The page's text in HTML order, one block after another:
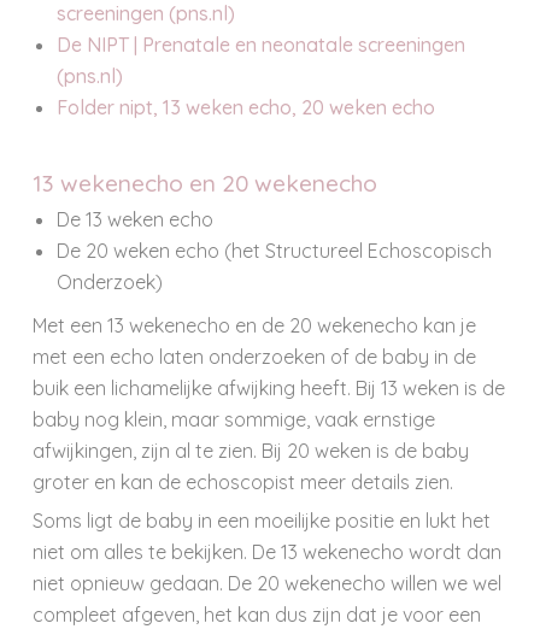
screeningen (pns.nl)
De NIPT | Prenatale en neonatale screeningen
(pns.nl)
Folder nipt, 13 weken echo, 20 weken echo
13 wekenecho en 20 wekenecho
De 13 weken echo
De 20 weken echo (het Structureel Echoscopisch
Onderzoek)
Met een 13 wekenecho en de 20 wekenecho kan je
met een echo laten onderzoeken of de baby in de
buik een lichamelijke afwijking heeft. Bij 13 weken is de
baby nog klein, maar sommige, vaak ernstige
afwijkingen, zijn al te zien. Bij 20 weken is de baby
groter en kan de echoscopist meer details zien.
Soms ligt de baby in een moeilijke positie en lukt het
niet om alles te bekijken. De 13 wekenecho wordt dan
niet opnieuw gedaan. De 20 wekenecho willen we wel
compleet afgeven, het kan dus zijn dat je voor een